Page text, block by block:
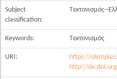
Subject
classification:
Τεκτονισμός--
Keywords: Τεκτονισμός
URI:
https://
http://